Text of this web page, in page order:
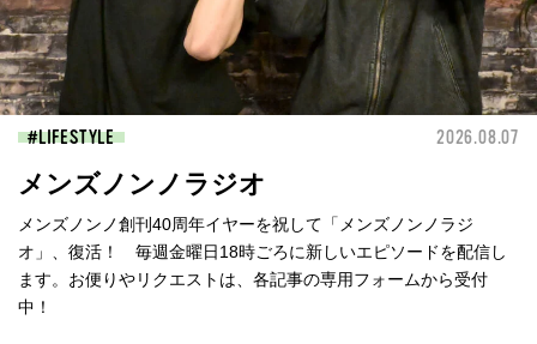
LIFESTYLE 2026.08.07
メンズノンノラジオ
メンズノンノ創刊40周年イヤーを祝して「メンズノンノラジ
オ」、復活！ 毎週金曜日18時ごろに新しいエピソードを配信し
ます。お便りやリクエストは、各記事の専用フォームから受付
中！